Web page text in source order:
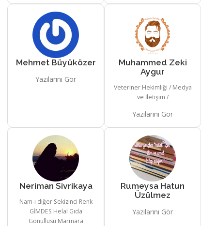
Mehmet Büyüközer
Yazılarını Gör
Muhammed Zeki
Aygur
Veteriner Hekimliği / Medya
ve İletişim /
Yazılarını Gör
Neriman Sivrikaya
Nam-ı diğer Sekizinci Renk
GİMDES Helal Gıda
Gönüllüsü Marmara
Rumeysa Hatun
Üzülmez
Yazılarını Gör